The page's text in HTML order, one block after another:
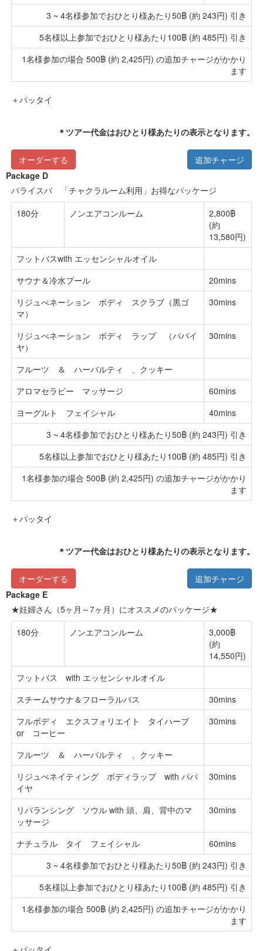
3 ~ 4名様参加でおひとり様あたり50฿ (約 243円) 引き
5名様以上参加でおひとり様あたり100฿ (約 485円) 引き
1名様参加の場合 500฿ (約 2,425円) の追加チャージがかかり
ます
＋パッタイ
＊ツアー代金はおひとり様あたりの表示となります。
オーダーする
追加チャージ
Package D
バライスパ 「チャクラルーム利用」お得なパッケージ
180分
ノンエアコンルーム
2,800฿
(約
13,580円)
フットバスwith エッセンシャルオイル
サウナ＆冷水プール
20mins
リジュべネーション ボディ スクラブ（黒ゴ
マ）
30mins
リジュべネーション ボディ ラップ （パパイ
ヤ）
30mins
フルーツ ＆ ハーバルティ 、クッキー
アロマセラピー マッサージ
60mins
ヨーグルト フェイシャル
40mins
3 ~ 4名様参加でおひとり様あたり50฿ (約 243円) 引き
5名様以上参加でおひとり様あたり100฿ (約 485円) 引き
1名様参加の場合 500฿ (約 2,425円) の追加チャージがかかり
ます
＋パッタイ
＊ツアー代金はおひとり様あたりの表示となります。
オーダーする
追加チャージ
Package E
★妊婦さん（5ヶ月～7ヶ月）にオススメのパッケージ★
180分
ノンエアコンルーム
3,000฿
(約
14,550円)
フットバス with エッセンシャルオイル
スチームサウナ＆フローラルバス
30mins
フルボディ エクスフォリエイト タイハーブ
or コーヒー
30mins
フルーツ ＆ ハーバルティ 、クッキー
リジュべネイティング ボディラップ with パパ
イヤ
30mins
リバランシング ソウル with 頭、肩、背中のマ
ッサージ
30mins
ナチュラル タイ フェイシャル
60mins
3 ~ 4名様参加でおひとり様あたり50฿ (約 243円) 引き
5名様以上参加でおひとり様あたり100฿ (約 485円) 引き
1名様参加の場合 500฿ (約 2,425円) の追加チャージがかかり
ます